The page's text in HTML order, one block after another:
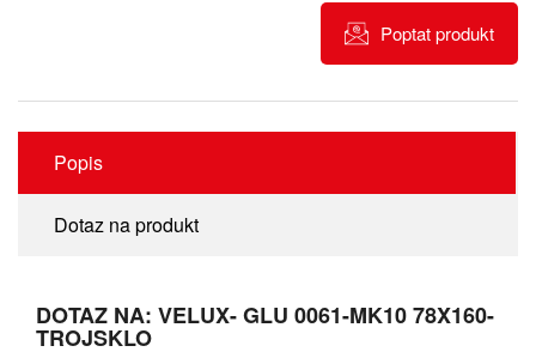
Poptat produkt
Popis
Dotaz na produkt
DOTAZ NA: VELUX- GLU 0061-MK10 78X160-
TROJSKLO